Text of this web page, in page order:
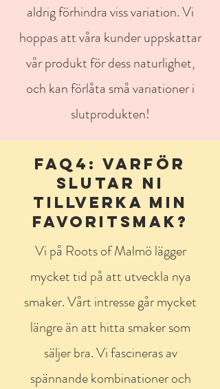
aldrig förhindra viss variation. Vi
hoppas att våra kunder uppskattar
vår produkt för dess naturlighet,
och kan förlåta små variationer i
slutprodukten!
FAQ4: VARFÖR
SLUTAR NI
TILLVERKA MIN
FAVORITSMAK?
Vi på Roots of Malmö lägger
mycket tid på att utveckla nya
smaker. Vårt intresse går mycket
längre än att hitta smaker som
säljer bra. Vi fascineras av
spännande kombinationer och